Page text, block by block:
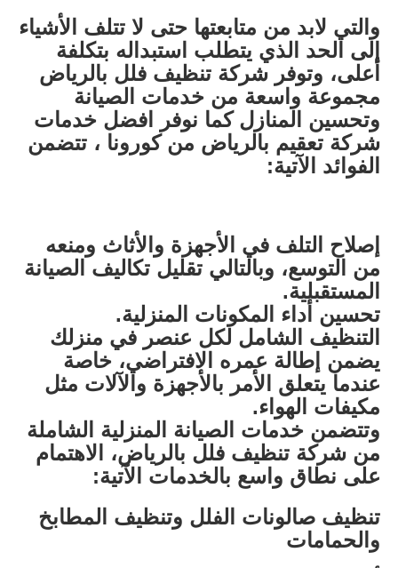
والتي لابد من متابعتها حتى لا تتلف الأشياء
إلى الحد الذي يتطلب استبداله بتكلفة
أعلى، وتوفر شركة تنظيف فلل بالرياض
مجموعة واسعة من خدمات الصيانة
وتحسين المنازل كما نوفر افضل خدمات
شركة تعقيم بالرياض من كورونا ، تتضمن
الفوائد الآتية:
إصلاح التلف في الأجهزة والأثاث ومنعه
من التوسع، وبالتالي تقليل تكاليف الصيانة
المستقبلية.
تحسين أداء المكونات المنزلية.
التنظيف الشامل لكل عنصر في منزلك
يضمن إطالة عمره الافتراضي، خاصة
عندما يتعلق الأمر بالأجهزة والآلات مثل
مكيفات الهواء.
وتتضمن خدمات الصيانة المنزلية الشاملة
من شركة تنظيف فلل بالرياض، الاهتمام
على نطاق واسع بالخدمات الآتية:
تنظيف صالونات الفلل وتنظيف المطابخ
والحمامات